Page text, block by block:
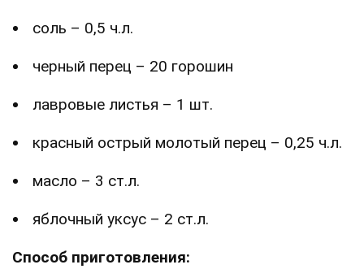
соль – 0,5 ч.л.
черный перец – 20 горошин
лавровые листья – 1 шт.
красный острый молотый перец – 0,25 ч.л.
масло – 3 ст.л.
яблочный уксус – 2 ст.л.
Способ приготовления: